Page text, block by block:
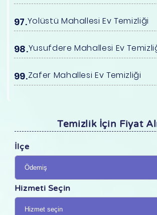
Yolüstü Mahallesi Ev Temizliği
Yusufdere Mahallesi Ev
Zafer Mahallesi Ev Temizliği
Temizlik İçin Fiyat
İlçe
Hizmeti Seçin